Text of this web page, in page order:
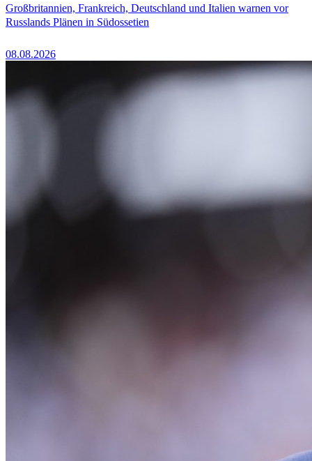
Großbritannien, Frankreich, Deutschland und Italien warnen vor
Russlands Plänen in Südossetien
08.08.2026